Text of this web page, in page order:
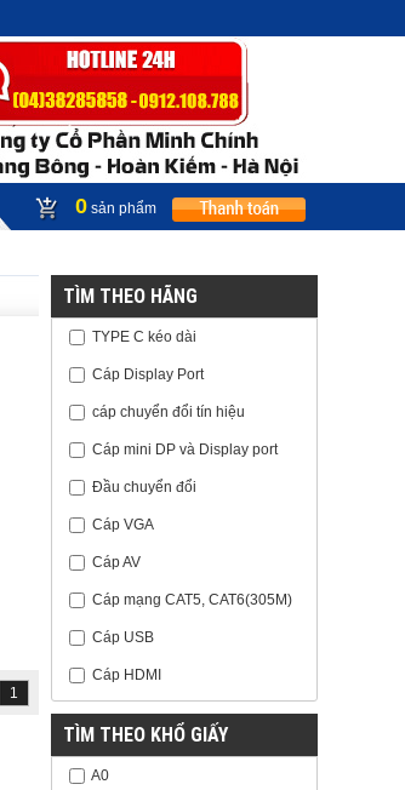
0 sản phẩm
1
TÌM THEO HÃNG
TYPE C kéo dài
Cáp Display Port
cáp chuyển đổi tín hiệu
Cáp mini DP và Display port
Đầu chuyển đổi
Cáp VGA
Cáp AV
Cáp mạng CAT5, CAT6(305M)
Cáp USB
Cáp HDMI
TÌM THEO KHỔ GIẤY
A0